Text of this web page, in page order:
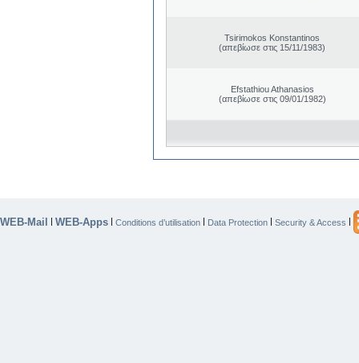
Tsirimokos Konstantinos
(απεβίωσε στις 15/11/1983)
Efstathiou Athanasios
(απεβίωσε στις 09/01/1982)
WEB-Mail | WEB-Apps | Conditions d’utilisation | Data Protection | Security & Access |